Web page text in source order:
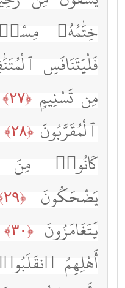
خِتَٰمُهُۥ
فَلْيَتَنَافَسِ
مِن تَسْنِيمٍ﴿٢٧﴾
ٱلْمُقَرَّبُونَ ﴿٢٨﴾
كَانُوا۟ مِنَ
يَضْحَكُونَ﴿٢٩﴾
يَتَغَامَزُونَ﴿٣٠﴾
أَهْلِهِمُ